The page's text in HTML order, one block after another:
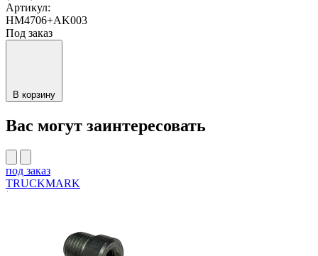
Артикул:
HM4706+AK003
Под заказ
В корзину
Вас могут заинтересовать
под заказ
TRUCKMARK